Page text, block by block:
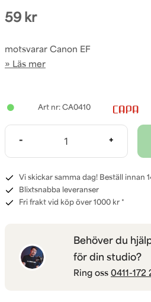
59 kr
motsvarar Canon EF
Läs mer
CA0410
- +
Vi skickar samma dag! Beställ innan
Blixtsnabba leveranser
Fri frakt vid köp över 1000 kr *
Behöver du
för din studio?
Ring oss 0411-172